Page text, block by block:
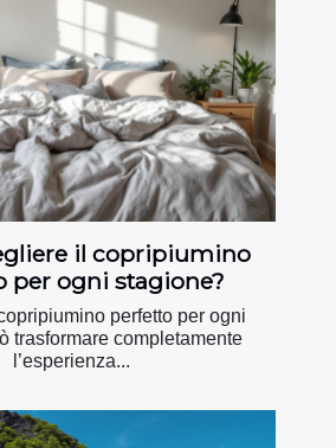
il copripiumino
per ogni stagione?
perfetto per ogni
trasformare completamente
l’esperienza...